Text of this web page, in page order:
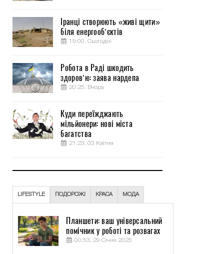
Іранці створюють «живі щити»
біля енергооб’єктів
19:00, Сьогодні
Робота в Раді шкодить
здоров’ю: заява нардепа
20:25, Вчора
Куди переїжджають
мільйонери: нові міста
багатства
21:23, 03 Квітня
LIFESTYLE ПОДОРОЖІ КРАСА МОДА
Планшети: ваш універсальний
помічник у роботі та розвагах
00:53, 29 Січня 2025